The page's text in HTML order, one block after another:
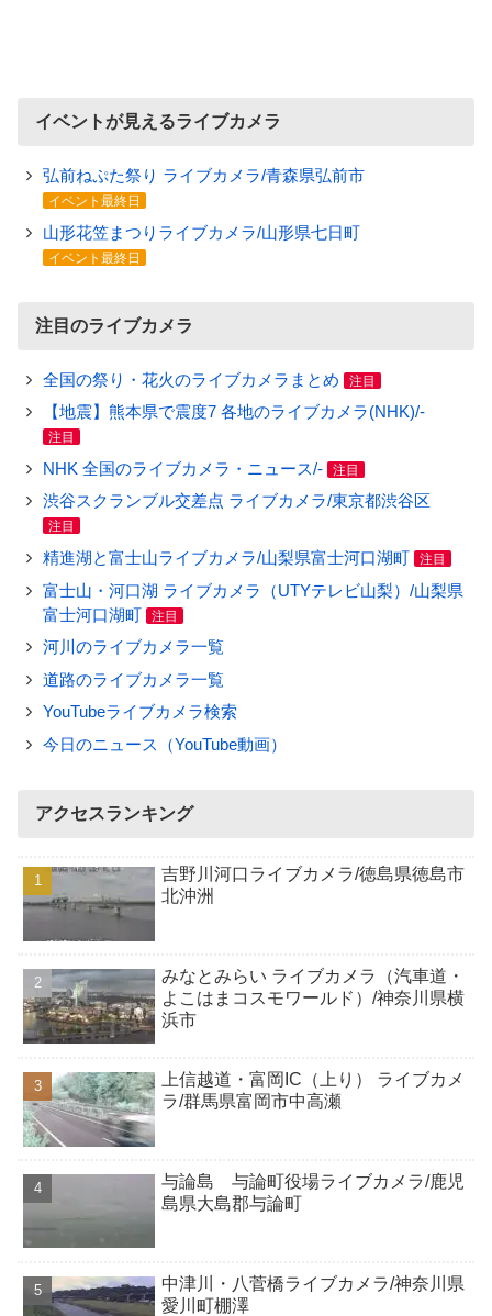
イベントが見えるライブカメラ
弘前ねぷた祭り ライブカメラ/青森県弘前市
イベント最終日
山形花笠まつりライブカメラ/山形県七日町
イベント最終日
注目のライブカメラ
全国の祭り・花火のライブカメラまとめ 注目
【地震】熊本県で震度7 各地のライブカメラ(NHK)/-
注目
NHK 全国のライブカメラ・ニュース/- 注目
渋谷スクランブル交差点 ライブカメラ/東京都渋谷区
注目
精進湖と富士山ライブカメラ/山梨県富士河口湖町 注目
富士山・河口湖 ライブカメラ（UTYテレビ山梨）/山梨県
富士河口湖町
注目
河川のライブカメラ一覧
道路のライブカメラ一覧
YouTubeライブカメラ検索
今日のニュース（YouTube動画）
アクセスランキング
吉野川河口ライブカメラ/徳島県徳島市
北沖洲
みなとみらい ライブカメラ（汽車道・
よこはまコスモワールド）/神奈川県横
浜市
上信越道・富岡IC（上り） ライブカメ
ラ/群馬県富岡市中高瀬
与論島 与論町役場ライブカメラ/鹿児
島県大島郡与論町
中津川・八菅橋ライブカメラ/神奈川県
愛川町棚澤